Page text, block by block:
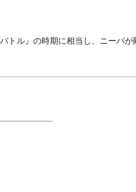
トル』の時期に相当し、ニーバ